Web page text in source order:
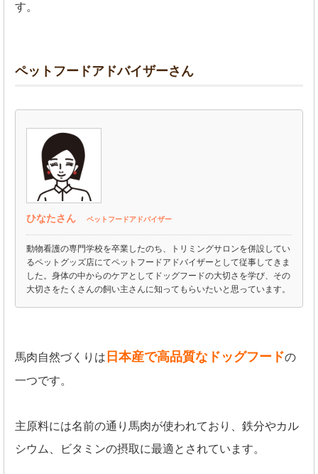
す。
ペットフードアドバイザーさん
ひなたさん ペットフードアドバイザー
動物看護の専門学校を卒業したのち、トリミングサロンを併設してい
るペットグッズ店にてペットフードアドバイザーとして従事してきま
した。身体の中からのケアとしてドッグフードの大切さを学び、その
大切さをたくさんの飼い主さんに知ってもらいたいと思っています。
馬肉自然づくりは 日本産で高品質なドッグフードの
一つです。
主原料には名前の通り馬肉が使われており、鉄分やカル
シウム、ビタミンの摂取に最適とされています。